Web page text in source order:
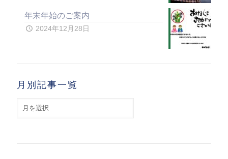
年末年始のご案内
2024年12月28日
月別記事一覧